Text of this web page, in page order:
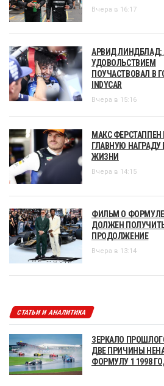
Вчера в 16:17
АРВИД ЛИНДБЛАД:
УДОВОЛЬСТВИЕМ
ПОУЧАСТВОВАЛ В
INDYCAR
Вчера в 15:16
МАКС ФЕРСТАППЕН
ГЛАВНУЮ НАГРАДУ
ЖИЗНИ
Вчера в 14:15
ФИЛЬМ О ФОРМУЛЕ
ДОЛЖЕН
ПРОДОЛЖЕНИЕ
Вчера в 13:14
СТАТЬИ И АНАЛИТИКА
ЗЕРКАЛО
ДВЕ ПРИЧИНЫ
ФОРМУЛУ 1 1998